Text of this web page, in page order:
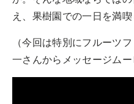
え、果樹園での一日を満喫
（今回は特別にフルーツ
一さんからメッセージムー